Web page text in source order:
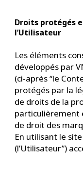
Droits protégés
l’Utilisateur
Les éléments
développés par
(ci-après “le
protégés par la
de droits de la
particulièrement
de droit des
En utilisant le site
(l’Utilisateur”)